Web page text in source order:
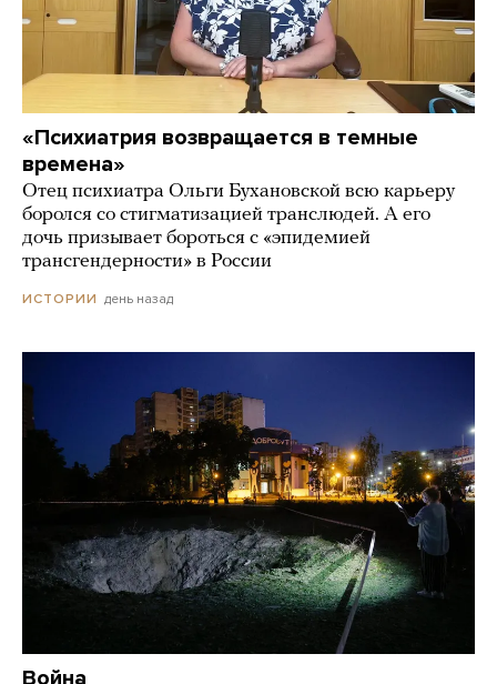
«Психиатрия возвращается в темные
времена»
Отец психиатра Ольги Бухановской всю карьеру
боролся со стигматизацией транслюдей. А его
дочь призывает бороться с «эпидемией
трансгендерности» в России
ИСТОРИИ день назад